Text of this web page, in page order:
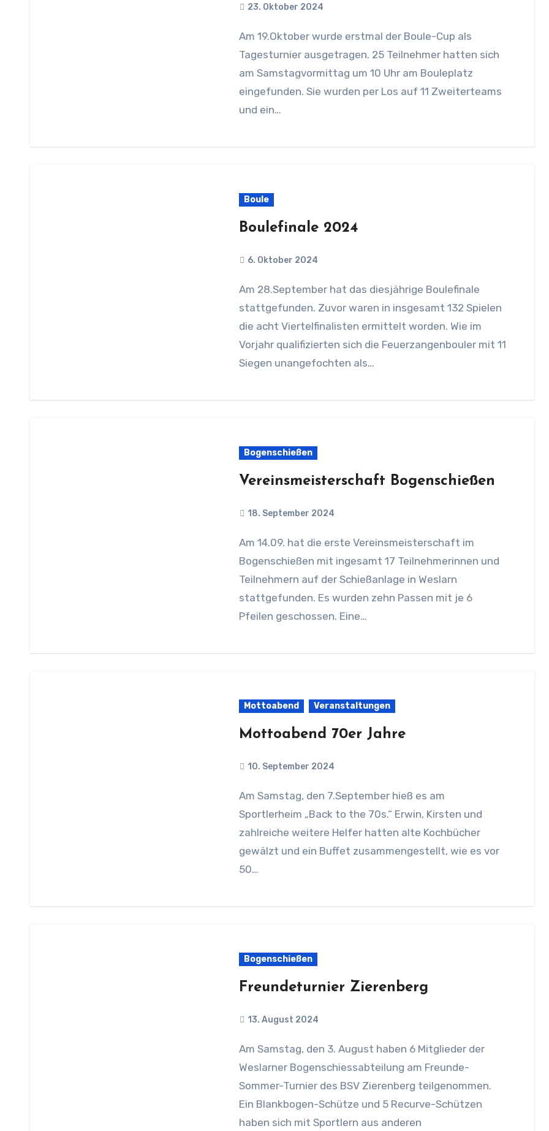
23. Oktober 2024
Am 19.Oktober wurde erstmal der Boule-Cup als
Tagesturnier ausgetragen. 25 Teilnehmer hatten sich
am Samstagvormittag um 10 Uhr am Bouleplatz
eingefunden. Sie wurden per Los auf 11 Zweiterteams
und ein…
Boule
Boulefinale 2024
6. Oktober 2024
Am 28.September hat das diesjährige Boulefinale
stattgefunden. Zuvor waren in insgesamt 132 Spielen
die acht Viertelfinalisten ermittelt worden. Wie im
Vorjahr qualifizierten sich die Feuerzangenbouler mit 11
Siegen unangefochten als…
Bogenschießen
Vereinsmeisterschaft Bogenschießen
18. September 2024
Am 14.09. hat die erste Vereinsmeisterschaft im
Bogenschießen mit ingesamt 17 Teilnehmerinnen und
Teilnehmern auf der Schießanlage in Weslarn
stattgefunden. Es wurden zehn Passen mit je 6
Pfeilen geschossen. Eine…
Mottoabend Veranstaltungen
Mottoabend 70er Jahre
10. September 2024
Am Samstag, den 7.September hieß es am
Sportlerheim „Back to the 70s.“ Erwin, Kirsten und
zahlreiche weitere Helfer hatten alte Kochbücher
gewälzt und ein Buffet zusammengestellt, wie es vor
50…
Bogenschießen
Freundeturnier Zierenberg
13. August 2024
Am Samstag, den 3. August haben 6 Mitglieder der
Weslarner Bogenschiessabteilung am Freunde-
Sommer-Turnier des BSV Zierenberg teilgenommen.
Ein Blankbogen-Schütze und 5 Recurve-Schützen
haben sich mit Sportlern aus anderen